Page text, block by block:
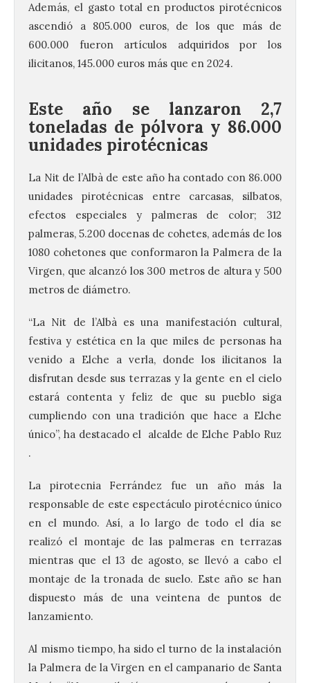
Además, el gasto total en productos pirotécnicos
ascendió a 805.000 euros, de los que más de
600.000 fueron artículos adquiridos por los
ilicitanos, 145.000 euros más que en 2024.
Este año se lanzaron 2,7
toneladas de pólvora y 86.000
unidades pirotécnicas
La Nit de l’Albà de este año ha contado con 86.000
unidades pirotécnicas entre carcasas, silbatos,
efectos especiales y palmeras de color; 312
palmeras, 5.200 docenas de cohetes, además de los
1080 cohetones que conformaron la Palmera de la
Virgen, que alcanzó los 300 metros de altura y 500
metros de diámetro.
“La Nit de l’Albà es una manifestación cultural,
festiva y estética en la que miles de personas ha
venido a Elche a verla, donde los ilicitanos la
disfrutan desde sus terrazas y la gente en el cielo
estará contenta y feliz de que su pueblo siga
cumpliendo con una tradición que hace a Elche
único”, ha destacado el alcalde de Elche Pablo Ruz
.
La pirotecnia Ferrández fue un año más la
responsable de este espectáculo pirotécnico único
en el mundo. Así, a lo largo de todo el día se
realizó el montaje de las palmeras en terrazas
mientras que el 13 de agosto, se llevó a cabo el
montaje de la tronada de suelo. Este año se han
dispuesto más de una veintena de puntos de
lanzamiento.
Al mismo tiempo, ha sido el turno de la instalación
la Palmera de la Virgen en el campanario de Santa
Bañeza presenta el
Festival One More Time,
una cita con la música de